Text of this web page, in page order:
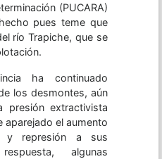
(PUCARA)
pues teme que
río Trapiche, que se
ha continuado
los desmontes, aún
presión extractivista
aparejado el aumento
y represión a sus
algunas